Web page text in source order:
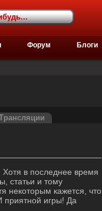
Форум Блоги
в последнее время
статьи и тому
некоторым кажется, что
приятной игры! Да